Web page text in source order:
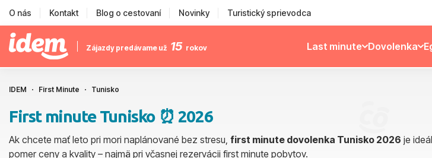
O nás Kontakt Blog o cestovaní Novinky Turistický sprievodca
Zájazdy predávame už 15 rokov Last minute Dovolenka
IDEM First Minute Tunisko
First minute Tunisko ⏰ 2026
Ak chcete mať leto pri mori naplánované bez stresu, first minute dovolenka Tunisko 2026 je
pomer ceny a kvality – najmä pri včasnej rezervácii first minute pobytov.